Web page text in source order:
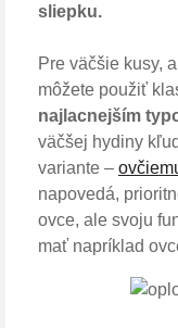
sliepku.
Pre väčšie kusy,
môžete použiť
najlacnejším
väčšej hydiny
variante –
napovedá,
ovce, ale svoju
mať napríklad